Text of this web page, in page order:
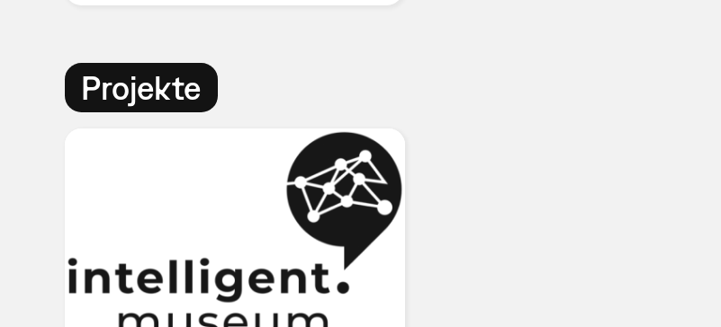
Projekte